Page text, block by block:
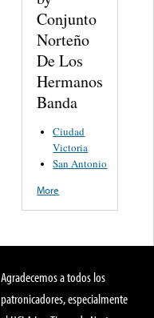
Conjunto
Norteño
De Los
Hermanos
Banda
Ciudad
Victoria
San Antonio
More
Agradecemos a todos los
patronicadores, especialmente